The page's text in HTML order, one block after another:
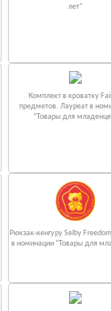
лет"
Комплект в кроватку
предметов. Лауреат в
“Товары для
Рюкзак-кенгуру Selby
в номинации “Товары для